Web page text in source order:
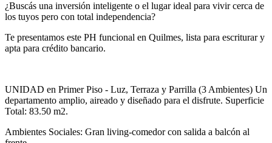
¿Buscás una inversión inteligente o el lugar ideal para vivir cerca de
los tuyos pero con total independencia?
Te presentamos este PH funcional en Quilmes, lista para escriturar y
apta para crédito bancario.
UNIDAD en Primer Piso - Luz, Terraza y Parrilla (3 Ambientes) Un
departamento amplio, aireado y diseñado para el disfrute. Superficie
Total: 83.50 m2.
Ambientes Sociales: Gran living-comedor con salida a balcón al